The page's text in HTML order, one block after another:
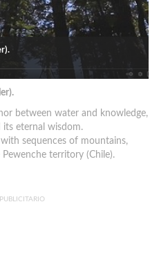
between water and knowledge,
eternal wisdom.
sequences of mountains,
territory (Chile).